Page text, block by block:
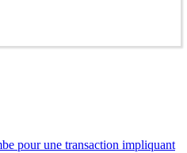
pour une transaction impliquant